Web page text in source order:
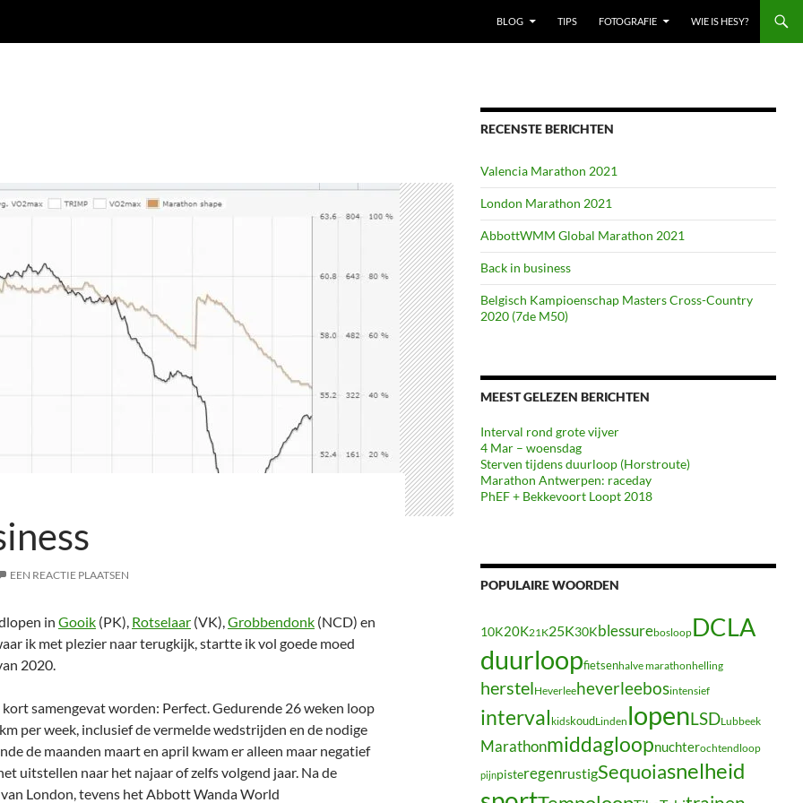
BLOG TIPS FOTOGRAFIE WIE IS HESY?
EEN REACTIE PLAATSEN
in Gooik (PK), Rotselaar (VK),Grobbendonk (NCD) en
ik met plezier naar terugkijk, startte ik vol goede moed
2020.
samengevat worden: Perfect. Gedurende 26 weken loop
per week, inclusief de vermelde wedstrijden en de nodige
de maanden maart en april kwam er alleen maar negatief
uitstellen naar het najaar of zelfs volgend jaar. Na de
London, tevens het Abbott Wanda World
RECENSTE BERICHTEN
Valencia Marathon 2021
London Marathon 2021
AbbottWMM Global Marathon 2021
Back in business
Belgisch Kampioenschap Masters Cross-Country
2020 (7de M50)
MEEST GELEZEN BERICHTEN
Interval rond grote vijver
4 Mar – woensdag
Sterven tijdens duurloop (Horstroute)
Marathon Antwerpen: raceday
PhEF + Bekkevoort Loopt 2018
POPULAIRE WOORDEN
10K20K21K25K30KblessurebosloopDCLA
duurloopfietsenhalve marathonhelling
herstelHeverleeheverleebosintensief
interval kidskoudLinden lopenLSDLubbeek
Marathonmiddagloopnuchterochtendloop
pijnpisteregenrustigSequoiasnelheid